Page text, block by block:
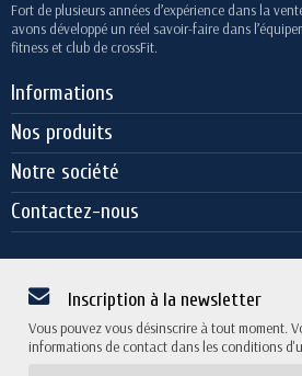
Fort de plusieurs années d’expérience dans la
avons développé un réel savoir-faire dans
fitness et club de crossFit.
Informations
Nos produits
Notre société
Contactez-nous
Inscription à la newsletter
Vous pouvez vous désinscrire à tout moment.
informations de contact dans les conditions